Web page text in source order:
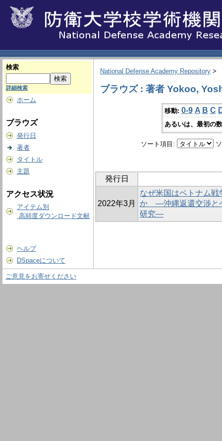
検索
詳細検索
ホーム
ブラウズ
発行日
著者
タイトル
主題
アクセス状況
アイテム別
高頻度ダウンロード文献
ヘルプ
DSpaceについて
National Defense Academy Repository >
ブラウズ : 著者 Yokoo,
移動: 0-9 A B C
あるいは、最初の
ソート項目:
発行日
2022年3月
なぜ米国はベトナム
か ―沖縄返還交渉と
研究―
ご意見をお寄せください